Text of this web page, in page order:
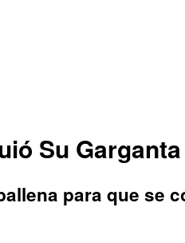
Su Garganta
para que se